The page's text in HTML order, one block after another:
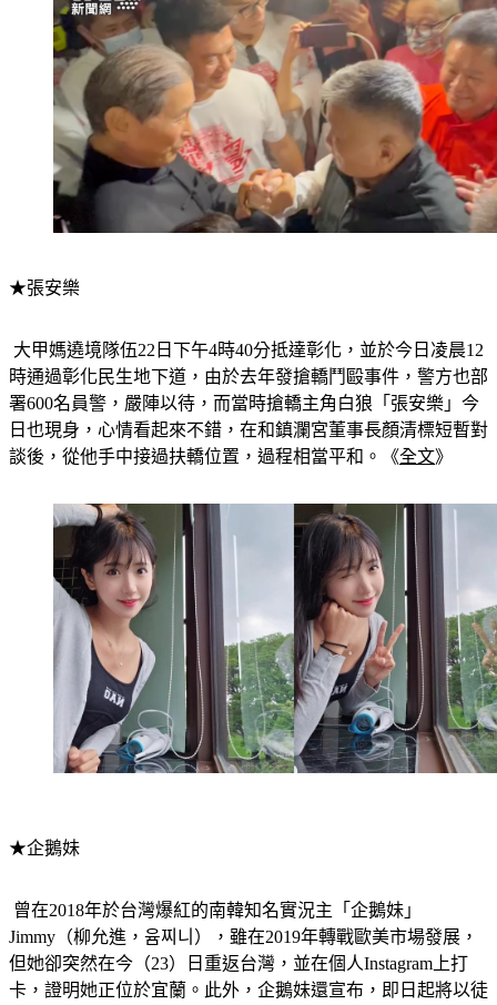
時通過彰化民生地下道，由於去年發搶轎鬥毆事件，警方也部
署600名員警，嚴陣以待，而當時搶轎主角白狼「張安樂」今
日也現身，心情看起來不錯，在和鎮瀾宮董事長顏清標短暫對
談後，從他手中接過扶轎位置，過程相當平和。《全文》
Jimmy（柳允進，윰찌니），雖在2019年轉戰歐美市場發展，
但她卻突然在今（23）日重返台灣，並在個人Instagram上打
卡，證明她正位於宜蘭。此外，企鵝妹還宣布，即日起將以徒
步的方式「走遍台灣」，並附上她預計的路線圖，引發各界熱